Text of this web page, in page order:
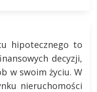
hipotecznego to
decyzji,
w swoim życiu. W
nieruchomości